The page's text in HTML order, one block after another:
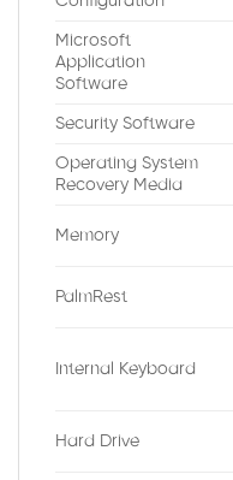
Microsoft
Application
Software
Security Software
Operating System
Recovery Media
Memory
PalmRest
Internal Keyboard
Hard Drive